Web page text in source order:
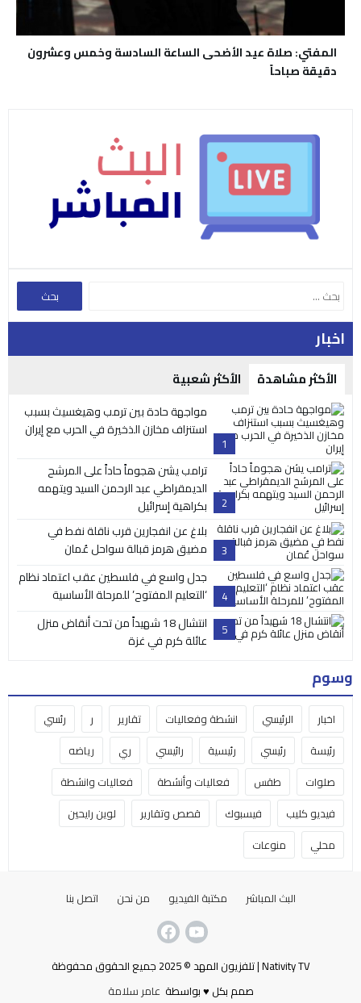
المفتي: صلاة عيد الأضحى الساعة السادسة وخمس وعشرون
دقيقة صباحاً
اخبار
الأكثر مشاهدة الأكثر شعبية
1
مواجهة حادة بين ترمب وهيغسيث بسبب
استنزاف مخازن الذخيرة في الحرب مع إيران
2
ترامب يشن هجوماً حاداً على المرشح
الديمقراطي عبد الرحمن السيد ويتهمه
بكراهية إسرائيل
3
بلاغ عن انفجارين قرب ناقلة نفط في
مضيق هرمز قبالة سواحل عُمان
4
جدل واسع في فلسطين عقب اعتماد نظام
‘التعليم المفتوح’ للمرحلة الأساسية
5
انتشال 18 شهيداً من تحت أنقاض منزل
عائلة كرم في غزة
وسوم
اخبار الرئيسي انشطة وفعاليات تقارير ر
رئسي
رئيسة
رئيسي رئيسية رائيسي ري
رياضه
صلوات
طقس فعاليات وأنشطة
فعاليات وانشطة
فيديو كليب
فيسبوك قصص وتقارير
لوين رايحين
محلي
منوعات
البث المباشر مكتبة الفيديو من نحن اتصل بنا
Nativity TV | تلفزيون المهد © 2025 جميع الحقوق محفوظة
صمم بكل ♥ بواسطة عامر سلامة